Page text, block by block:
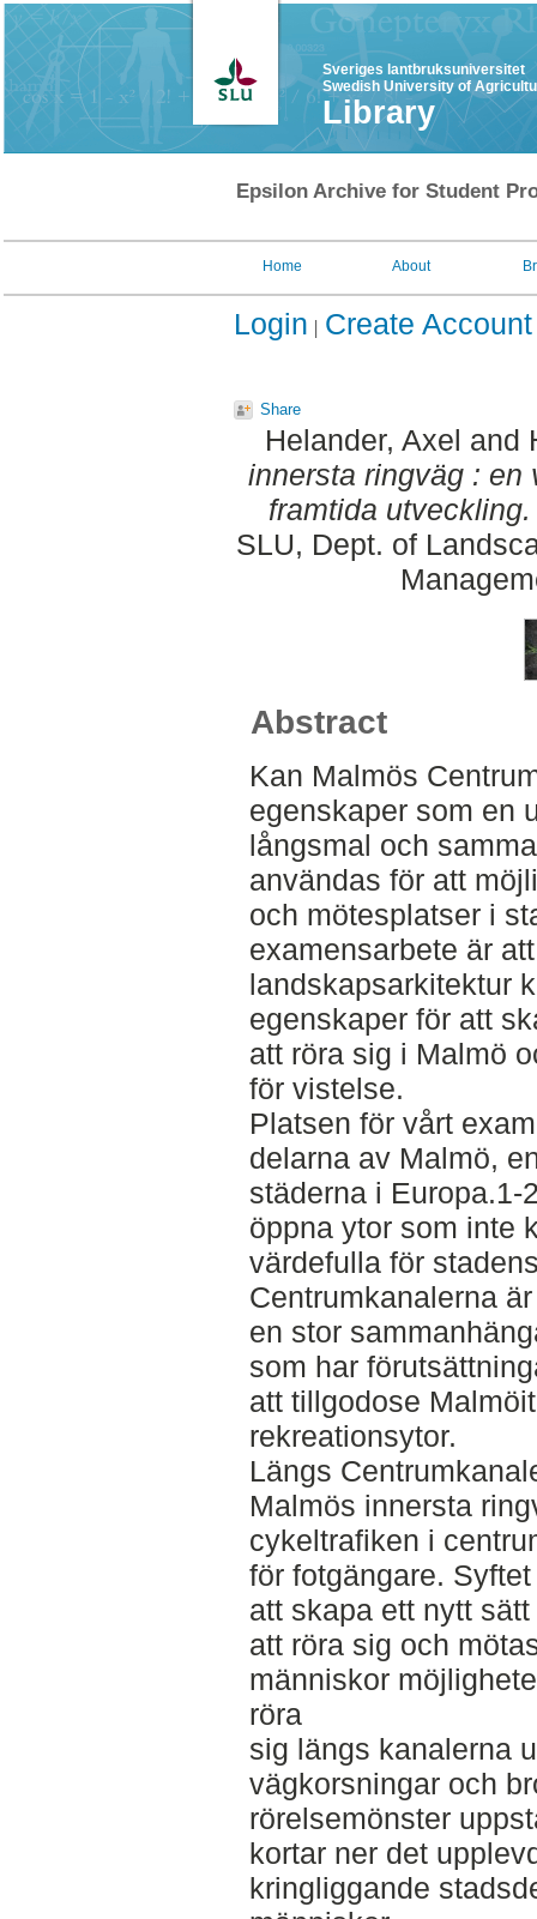
Sveriges lantbruksuniversitet
Swedish University of
Library
Epsilon Archive for Student
Home About
Login Create Account
Share
Helander, Axel and
innersta ringväg : en
framtida utveckling.
SLU, Dept. of
Abstract
Kan Malmös
egenskaper som en
långsmal och
användas för att
och mötesplatser i
examensarbete är
landskapsarkitektur
egenskaper för att
att röra sig i Malmö
för vistelse.
Platsen för vårt
delarna av Malmö,
städerna i Europa.1-
öppna ytor som inte
värdefulla för
Centrumkanalerna
en stor
som har
att tillgodose
rekreationsytor.
Längs
Malmös innersta
cykeltrafiken i
för fotgängare.
att skapa ett nytt
att röra sig och
människor
röra
sig längs kanalerna
vägkorsningar och
rörelsemönster
kortar ner det
kringliggande